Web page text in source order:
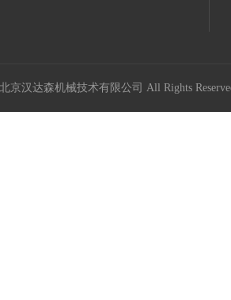
京汉达森机械技术有限公司 All Rights